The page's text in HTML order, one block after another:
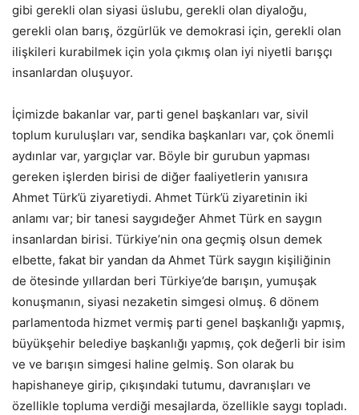
gibi gerekli olan siyasi üslubu, gerekli olan diyaloğu,
gerekli olan barış, özgürlük ve demokrasi için, gerekli olan
ilişkileri kurabilmek için yola çıkmış olan iyi niyetli barışçı
insanlardan oluşuyor.
İçimizde bakanlar var, parti genel başkanları var, sivil
toplum kuruluşları var, sendika başkanları var, çok önemli
aydınlar var, yargıçlar var. Böyle bir gurubun yapması
gereken işlerden birisi de diğer faaliyetlerin yanısıra
Ahmet Türk’ü ziyaretiydi. Ahmet Türk’ü ziyaretinin iki
anlamı var; bir tanesi saygıdeğer Ahmet Türk en saygın
insanlardan birisi. Türkiye’nin ona geçmiş olsun demek
elbette, fakat bir yandan da Ahmet Türk saygın kişiliğinin
de ötesinde yıllardan beri Türkiye’de barışın, yumuşak
konuşmanın, siyasi nezaketin simgesi olmuş. 6 dönem
parlamentoda hizmet vermiş parti genel başkanlığı yapmış,
büyükşehir belediye başkanlığı yapmış, çok değerli bir isim
ve ve barışın simgesi haline gelmiş. Son olarak bu
hapishaneye girip, çıkışındaki tutumu, davranışları ve
özellikle topluma verdiği mesajlarda, özellikle saygı topladı.